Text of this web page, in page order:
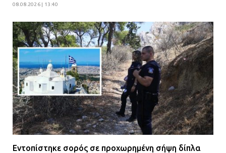
για μηχάνημα καρδιολογικών
επεμβάσεων
08.07.2026 | 15:02
08.08.2026 | 13:40
Εντοπίστηκε σορός σε προχωρημένη σήψη δίπλα